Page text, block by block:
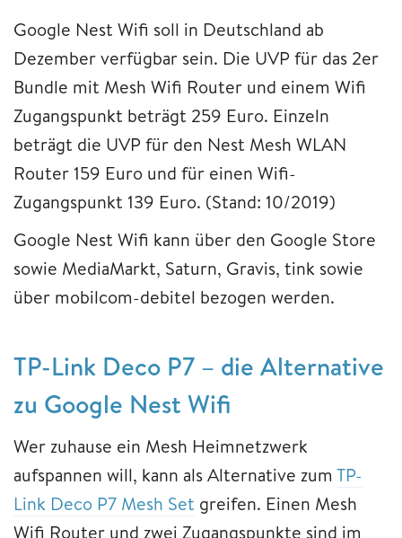
Google Nest Wifi soll in Deutschland ab
Dezember verfügbar sein. Die UVP für das 2er
Bundle mit Mesh Wifi Router und einem Wifi
Zugangspunkt beträgt 259 Euro. Einzeln
beträgt die UVP für den Nest Mesh WLAN
Router 159 Euro und für einen Wifi-
Zugangspunkt 139 Euro. (Stand: 10/2019)
Google Nest Wifi kann über den Google Store
sowie MediaMarkt, Saturn, Gravis, tink sowie
über mobilcom-debitel bezogen werden.
TP-Link Deco P7 – die Alternative
zu Google Nest Wifi
Wer zuhause ein Mesh Heimnetzwerk
aufspannen will, kann als Alternative zum TP-
Link Deco P7 Mesh Set greifen. Einen Mesh
Wifi Router und zwei Zugangspunkte sind im